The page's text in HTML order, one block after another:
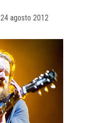
24 agosto 2012